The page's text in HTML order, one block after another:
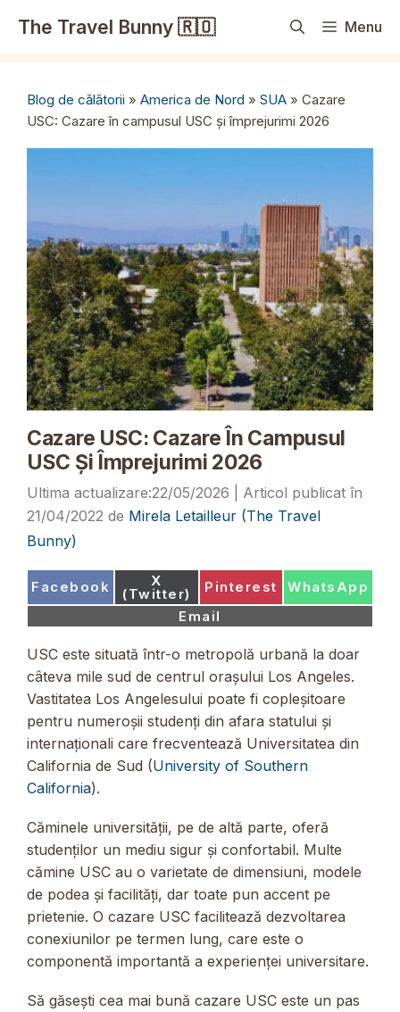
The Travel Bunny 🇷🇴 Menu
Blog de călătorii » America de Nord » SUA » Cazare
USC: Cazare în campusul USC și împrejurimi 2026
Cazare USC: Cazare În Campusul
USC Și Împrejurimi 2026
22/05/2026
21/04/2022 de Mirela Letailleur (The Travel
Bunny)
Share
Facebook Share
on
X
(Twitter) Share
Pinterest Share
WhatsApp
Share
on
Email
USC este situată într-o metropolă urbană la doar
câteva mile sud de centrul orașului Los Angeles.
Vastitatea Los Angelesului poate fi copleșitoare
pentru numeroșii studenți din afara statului și
internaționali care frecventează Universitatea din
California de Sud (University of Southern
California).
Căminele universității, pe de altă parte, oferă
studenților un mediu sigur și confortabil. Multe
cămine USC au o varietate de dimensiuni, modele
de podea și facilități, dar toate pun accent pe
prietenie. O cazare USC facilitează dezvoltarea
conexiunilor pe termen lung, care este o
componentă importantă a experienței universitare.
Să găsești cea mai bună cazare USC este un pas